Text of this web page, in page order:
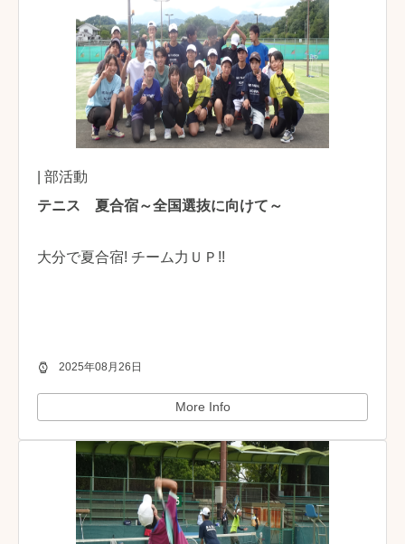
| 部活動
テニス 夏合宿～全国選抜に向けて～
大分で夏合宿! チーム力ＵＰ!!
2025年08月26日
More Info